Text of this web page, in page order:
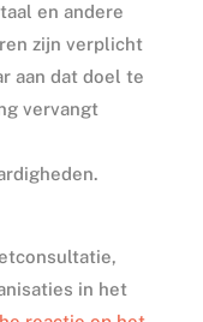
en andere
zijn verplicht
aan dat doel te
vervangt
in het